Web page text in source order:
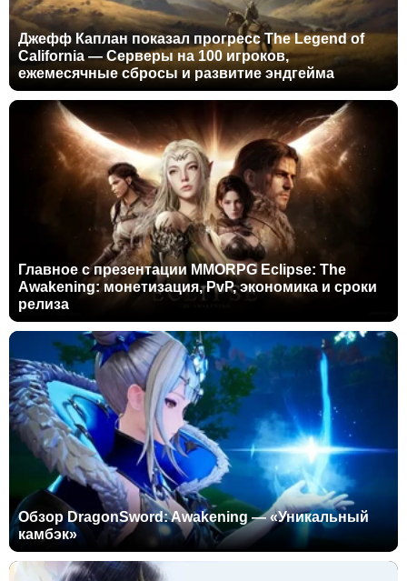
Джефф Каплан показал прогресс The Legend of
California — Серверы на 100 игроков,
ежемесячные сбросы и развитие эндгейма
Главное с презентации MMORPG Eclipse: The
Awakening: монетизация, PvP, экономика и сроки
релиза
Обзор DragonSword: Awakening — «Уникальный
камбэк»